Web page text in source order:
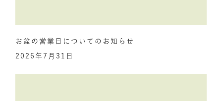
お盆の営業日についてのお知らせ
2026年7月31日